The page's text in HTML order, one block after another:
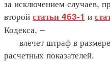
за исключением случаев,
второй статьи 463-1 и
Кодекса, –
влечет штраф в
расчетных показателей.